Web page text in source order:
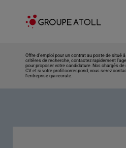
Offre d’emploi pour un contrat au poste de situé
critères de recherche, contactez rapidement
pour proposer votre candidature. Nos chargés
CV et si votre profil correspond, vous serez
l’entreprise qui recrute.